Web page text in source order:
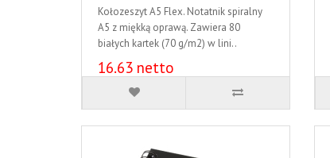
Kołozeszyt A5 Flex. Notatnik spiralny
A5 z miękką oprawą. Zawiera 80
białych kartek (70 g/m2) w lini..
16.63 netto